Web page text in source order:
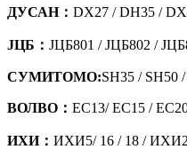
ДУСАН： DX27 / DH35 /
ЈЦБ： ЈЦБ801 / ЈЦБ802 /
СУМИТОМО:SH35 / SH50
ВОЛВО： EC13/ EC15 /
ИХИ： ИХИ5/ 16 / 18 /